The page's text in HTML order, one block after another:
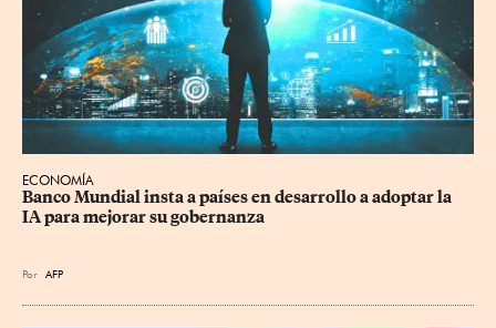
ECONOMÍA
Banco Mundial insta a países en desarrollo a adoptar la
IA para mejorar su gobernanza
Por AFP